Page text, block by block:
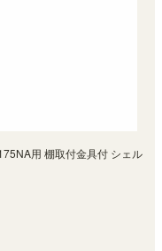
用 棚取付金具付 シェル